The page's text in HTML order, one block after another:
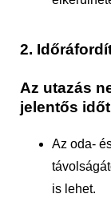
2.
Az utazás
jelentős
Az oda-
is lehet.